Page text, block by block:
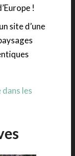
!
site d’une
les